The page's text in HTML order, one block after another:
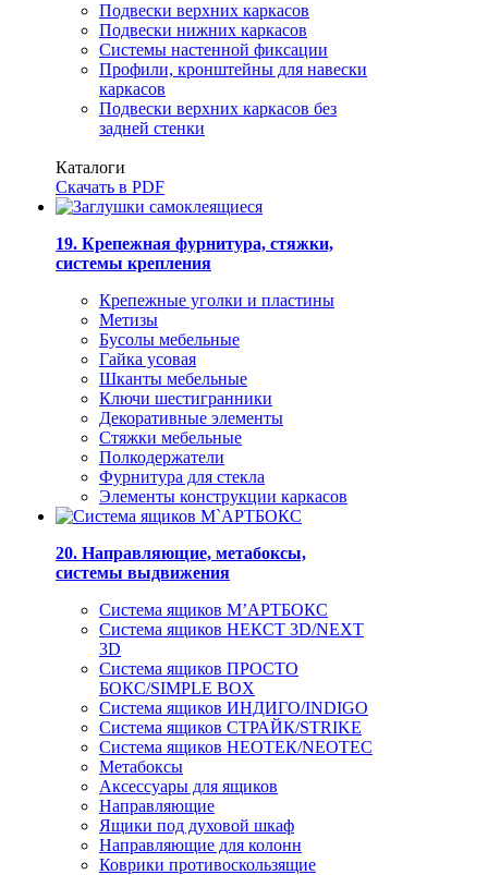
Подвески верхних каркасов
Подвески нижних каркасов
Системы настенной фиксации
Профили, кронштейны для навески
каркасов
Подвески верхних каркасов без
задней стенки
Каталоги
Скачать в PDF
19. Крепежная фурнитура, стяжки,
системы крепления
Крепежные уголки и пластины
Метизы
Бусолы мебельные
Гайка усовая
Шканты мебельные
Ключи шестигранники
Декоративные элементы
Стяжки мебельные
Полкодержатели
Фурнитура для стекла
Элементы конструкции каркасов
20. Направляющие, метабоксы,
системы выдвижения
Система ящиков М’АРТБОКС
Система ящиков НЕКСТ 3D/NEXT
3D
Система ящиков ПРОСТО
БОКС/SIMPLE BOX
Система ящиков ИНДИГО/INDIGO
Система ящиков СТРАЙК/STRIKE
Система ящиков НЕОТЕК/NEOTEC
Метабоксы
Аксессуары для ящиков
Направляющие
Ящики под духовой шкаф
Направляющие для колонн
Коврики противоскользящие